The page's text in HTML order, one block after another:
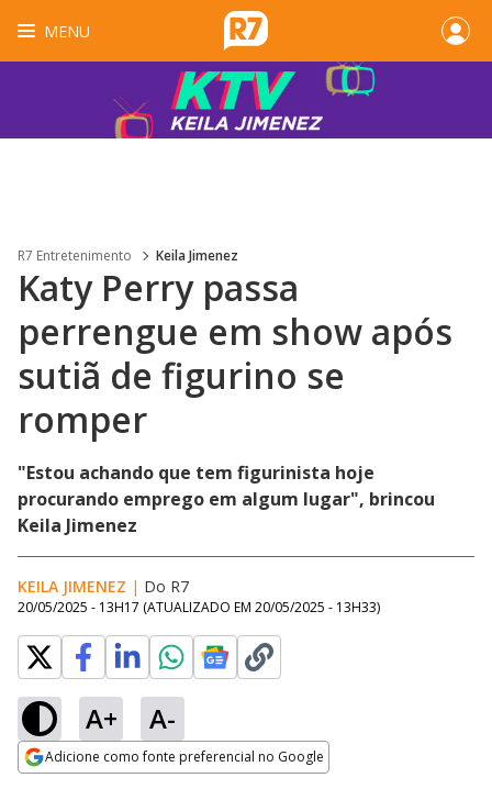
MENU
R7 Entretenimento Keila Jimenez
Katy Perry passa
perrengue em show após
sutiã de figurino se
romper
"Estou achando que tem figurinista hoje
procurando emprego em algum lugar", brincou
Keila Jimenez
KEILA JIMENEZ | Do R7
20/05/2025 - 13H17 (ATUALIZADO EM 20/05/2025 - 13H33)
A+ A-
Adicione como fonte preferencial no Google
Ativar
100.00%